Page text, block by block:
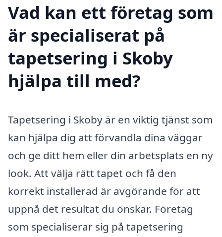
Vad kan ett företag som
är specialiserat på
tapetsering i Skoby
hjälpa till med?
Tapetsering i Skoby är en viktig tjänst som
kan hjälpa dig att förvandla dina väggar
och ge ditt hem eller din arbetsplats en ny
look. Att välja rätt tapet och få den
korrekt installerad är avgörande för att
uppnå det resultat du önskar. Företag
som specialiserar sig på tapetsering